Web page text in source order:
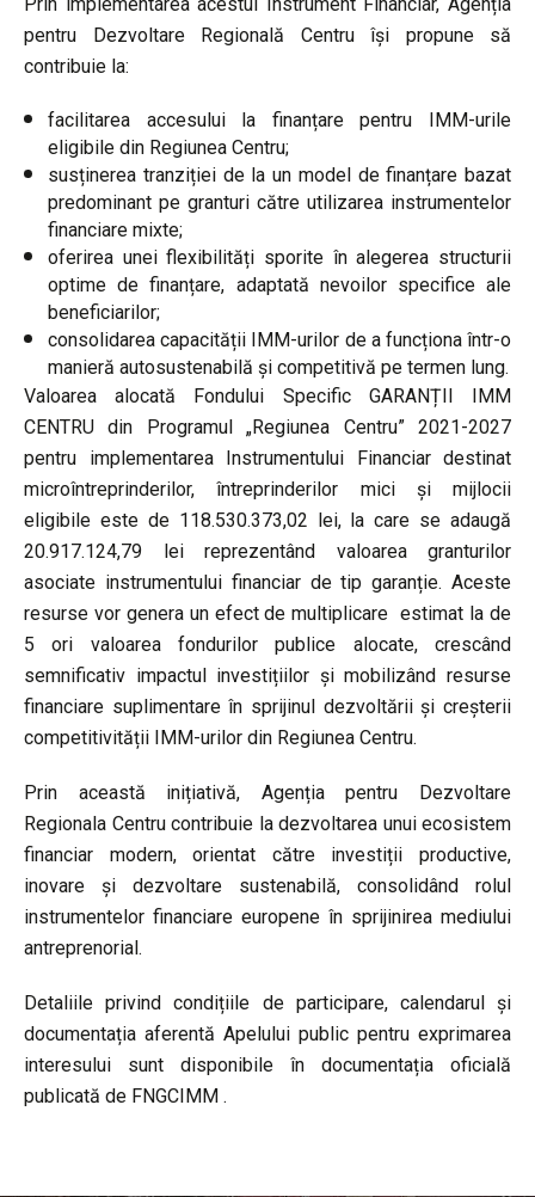
pentru Dezvoltare Regională Centru își propune să
contribuie la:
facilitarea accesului la finanțare pentru IMM-urile
eligibile din Regiunea Centru;
susținerea tranziției de la un model de finanțare bazat
predominant pe granturi către utilizarea instrumentelor
financiare mixte;
oferirea unei flexibilități sporite în alegerea structurii
optime de finanțare, adaptată nevoilor specifice ale
beneficiarilor;
consolidarea capacității IMM-urilor de a funcționa într-o
manieră autosustenabilă și competitivă pe termen lung.
Valoarea alocată Fondului Specific GARANȚII IMM
CENTRU din Programul „Regiunea Centru” 2021-2027
pentru implementarea Instrumentului Financiar destinat
microîntreprinderilor, întreprinderilor mici și mijlocii
eligibile este de 118.530.373,02 lei, la care se adaugă
20.917.124,79 lei reprezentând valoarea granturilor
asociate instrumentului financiar de tip garanție. Aceste
resurse vor genera un efect de multiplicare estimat la de
5 ori valoarea fondurilor publice alocate, crescând
semnificativ impactul investițiilor și mobilizând resurse
financiare suplimentare în sprijinul dezvoltării și creșterii
competitivității IMM-urilor din Regiunea Centru.
Prin această inițiativă, Agenția pentru Dezvoltare
Regionala Centru contribuie la dezvoltarea unui ecosistem
financiar modern, orientat către investiții productive,
inovare și dezvoltare sustenabilă, consolidând rolul
instrumentelor financiare europene în sprijinirea mediului
antreprenorial.
Detaliile privind condițiile de participare, calendarul și
documentația aferentă Apelului public pentru exprimarea
interesului sunt disponibile în documentația oficială
publicată de FNGCIMM .